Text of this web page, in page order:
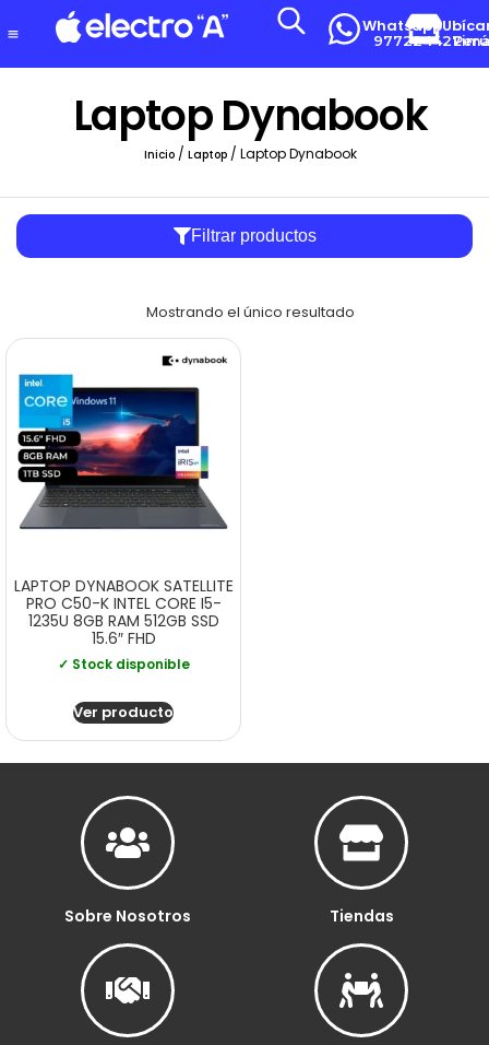
Whatsapp
977224427Lima-Perú
Laptop Dynabook
Inicio/ Laptop/ Laptop Dynabook
Filtrar productos
Mostrando el único resultado
LAPTOP DYNABOOK SATELLITE
PRO C50-K INTEL CORE I5-
1235U 8GB RAM 512GB SSD
15.6″ FHD
✓ Stock disponible
Ver producto
Sobre Nosotros Tiendas